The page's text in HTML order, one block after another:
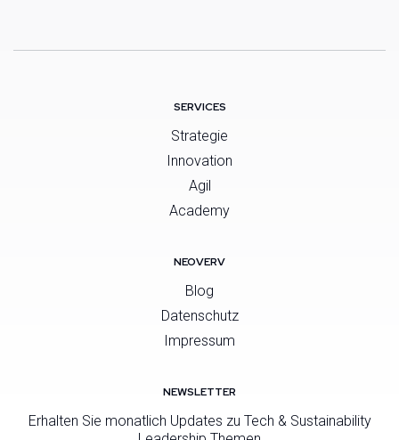
SERVICES
Strategie
Innovation
Agil
Academy
NEOVERV
Blog
Datenschutz
Impressum
NEWSLETTER
Erhalten Sie monatlich Updates zu Tech & Sustainability